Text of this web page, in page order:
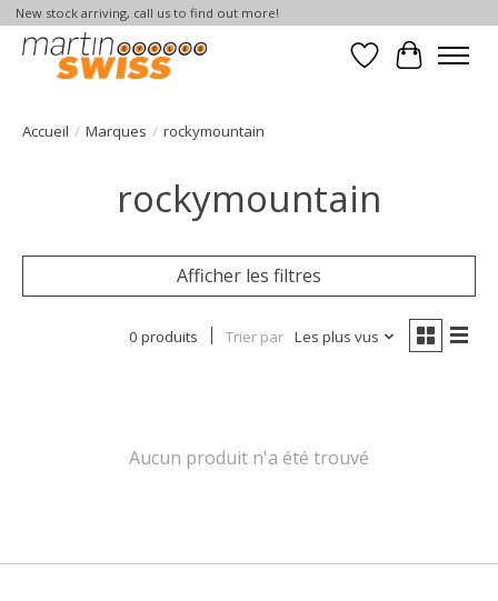
New stock arriving, call us to find out more!
Liste dePanier
Accueil / Marques / rockymountain
rockymountain
Afficher les filtres
0 produits Trier par Les plus vus
Aucun produit n'a été trouvé